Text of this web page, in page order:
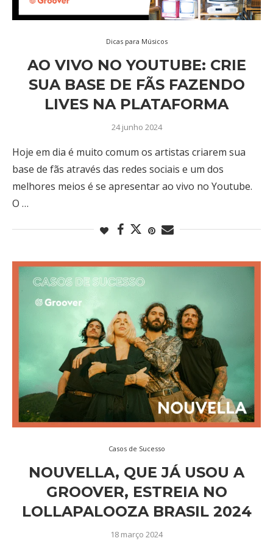
Dicas para Músicos
AO VIVO NO YOUTUBE: CRIE
SUA BASE DE FÃS FAZENDO
LIVES NA PLATAFORMA
24 junho 2024
Hoje em dia é muito comum os artistas criarem sua
base de fãs através das redes sociais e um dos
melhores meios é se apresentar ao vivo no Youtube.
O …
Casos de Sucesso
NOUVELLA, QUE JÁ USOU A
GROOVER, ESTREIA NO
LOLLAPALOOZA BRASIL 2024
18 março 2024